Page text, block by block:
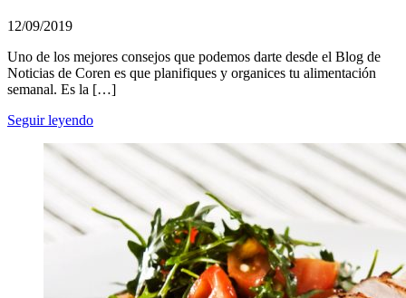
12/09/2019
Uno de los mejores consejos que podemos darte desde el Blog de
Noticias de Coren es que planifiques y organices tu alimentación
semanal. Es la […]
Seguir leyendo